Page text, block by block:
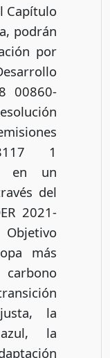
Capítulo
podrán
por
00860-
1
en un
del
2021-
más
la
la